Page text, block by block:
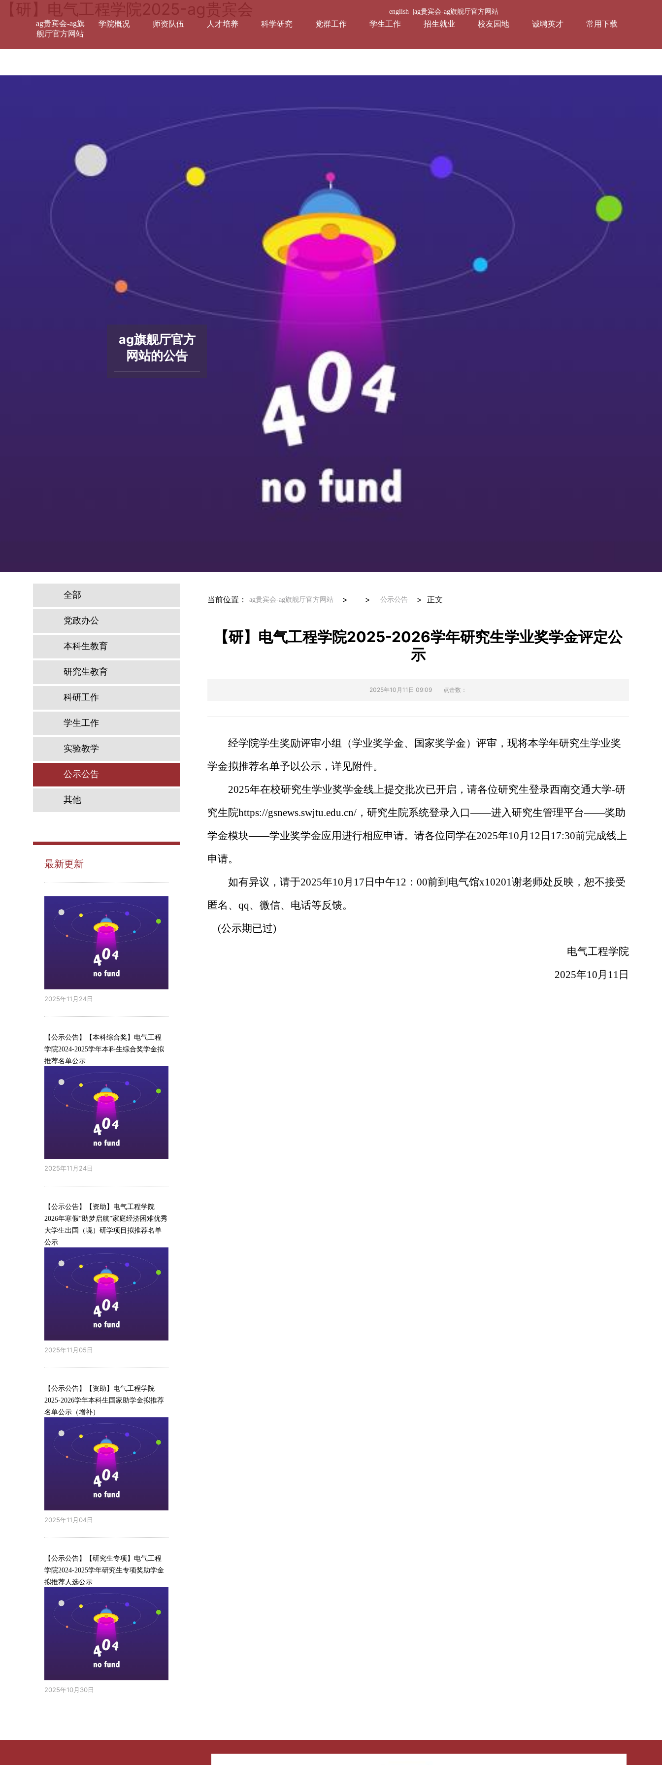
【研】电气工程学院2025-ag贵宾会 english |ag贵宾会-ag旗舰厅官方网站
ag贵宾会-ag旗
舰厅官方网站
学院概况 师资队伍 人才培养 科学研究 党群工作 学生工作 招生就业 校友园地 诚聘英才 常用下载
ag旗舰厅官方
网站的公告
当前位置： ag贵宾会-ag旗舰厅官方网站 > > 公示公告 > 正文
【研】电气工程学院2025-2026学年研究生学业奖学金评定公
示
2025年10月11日 09:09 点击数：
经学院学生奖励评审小组（学业奖学金、国家奖学金）评审，现将本学年研究生学业奖
学金拟推荐名单予以公示，详见附件。
2025年在校研究生学业奖学金线上提交批次已开启，请各位研究生登录西南交通大学-研
究生院https://gsnews.swjtu.edu.cn/，研究生院系统登录入口——进入研究生管理平台——奖助
学金模块——学业奖学金应用进行相应申请。请各位同学在2025年10月12日17:30前完成线上
申请。
如有异议，请于2025年10月17日中午12：00前到电气馆x10201谢老师处反映，恕不接受
匿名、qq、微信、电话等反馈。
(公示期已过)
电气工程学院
2025年10月11日
全部
党政办公
本科生教育
研究生教育
科研工作
学生工作
实验教学
公示公告
其他
最新更新
2025年11月24日
【公示公告】【本科综合奖】电气工程
学院2024-2025学年本科生综合奖学金拟
推荐名单公示
2025年11月24日
【公示公告】【资助】电气工程学院
2026年寒假“助梦启航”家庭经济困难优秀
大学生出国（境）研学项目拟推荐名单
公示
2025年11月05日
【公示公告】【资助】电气工程学院
2025-2026学年本科生国家助学金拟推荐
名单公示（增补）
2025年11月04日
【公示公告】【研究生专项】电气工程
学院2024-2025学年研究生专项奖助学金
拟推荐人选公示
2025年10月30日